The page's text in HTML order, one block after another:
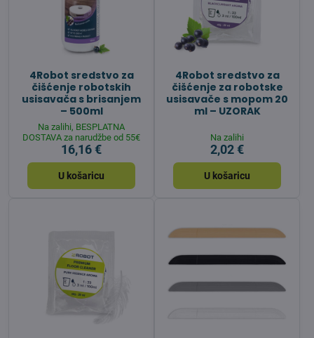
4Robot sredstvo za
čišćenje robotskih
usisavača s brisanjem
– 500ml
Na zalihi, BESPLATNA
DOSTAVA za narudžbe od 55€
16,16 €
U košaricu
4Robot sredstvo za
čišćenje za robotske
usisavače s mopom 20
ml – UZORAK
Na zalihi
2,02 €
U košaricu